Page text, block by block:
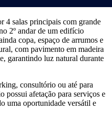
4 salas principais com grande
2º andar de um edifício
copa, espaço de arrumos e
com pavimento em madeira
garantindo luz natural durante
consultório ou até para
possui afetação para serviços e
uma oportunidade versátil e